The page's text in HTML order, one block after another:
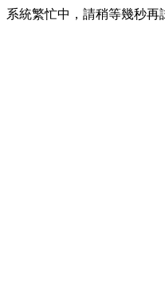
系統繁忙中，請稍等幾秒再